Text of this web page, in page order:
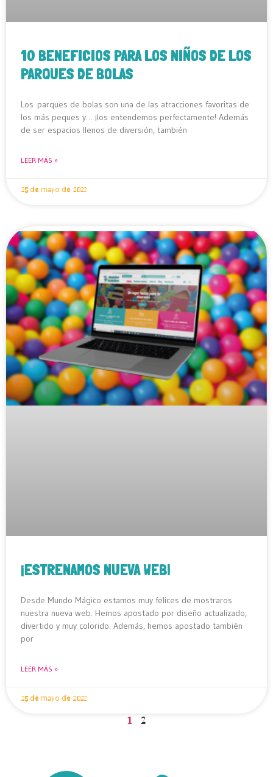
10 BENEFICIOS PARA LOS NIÑOS DE LOS
PARQUES DE BOLAS
Los parques de bolas son una de las atracciones favoritas de
los más peques y… ¡los entendemos perfectamente! Además
de ser espacios llenos de diversión, también
LEER MÁS »
25 de mayo de 2022
¡ESTRENAMOS NUEVA WEB!
Desde Mundo Mágico estamos muy felices de mostraros
nuestra nueva web. Hemos apostado por diseño actualizado,
divertido y muy colorido. Además, hemos apostado también
por
LEER MÁS »
25 de mayo de 2022
1 2